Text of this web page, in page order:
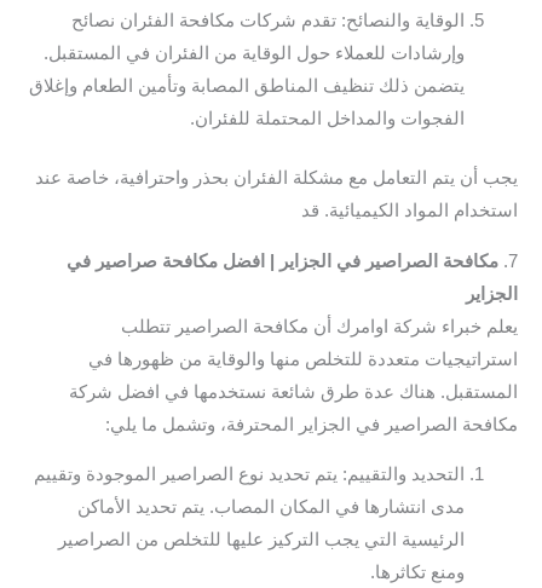
الوقاية والنصائح: تقدم شركات مكافحة الفئران نصائح
وإرشادات للعملاء حول الوقاية من الفئران في المستقبل.
يتضمن ذلك تنظيف المناطق المصابة وتأمين الطعام وإغلاق
الفجوات والمداخل المحتملة للفئران.
يجب أن يتم التعامل مع مشكلة الفئران بحذر واحترافية، خاصة عند
استخدام المواد الكيميائية. قد
7. مكافحة الصراصير في الجزاير | افضل مكافحة صراصير في
الجزاير
يعلم خبراء شركة اوامرك أن مكافحة الصراصير تتطلب
استراتيجيات متعددة للتخلص منها والوقاية من ظهورها في
المستقبل. هناك عدة طرق شائعة نستخدمها في افضل شركة
مكافحة الصراصير في الجزاير المحترفة، وتشمل ما يلي:
التحديد والتقييم: يتم تحديد نوع الصراصير الموجودة وتقييم
مدى انتشارها في المكان المصاب. يتم تحديد الأماكن
الرئيسية التي يجب التركيز عليها للتخلص من الصراصير
ومنع تكاثرها.